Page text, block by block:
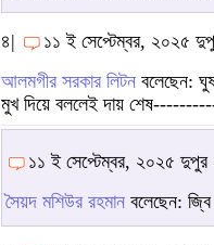
৪|
১১ ই সেপ্টেম্বর, ২০২৫
আলমগীর সরকার লিটন বলেছেন:
মুখ দিয়ে বললেই দায়
১১ ই সেপ্টেম্বর, ২০২৫
সৈয়দ মশিউর রহমান বলেছেন: জ্বি